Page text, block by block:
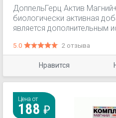
ДоппельГерц Актив
биологически активная
является дополнительным
5.0 2 отзыва
Нравится
Цена от
188